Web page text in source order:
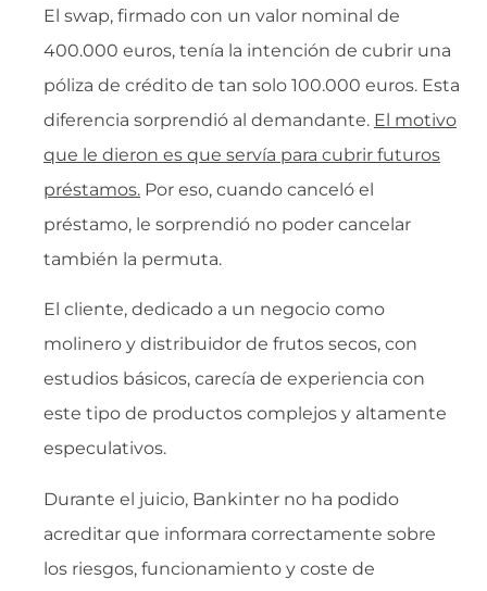
El swap, firmado con un valor nominal de
400.000 euros, tenía la intención de cubrir una
póliza de crédito de tan solo 100.000 euros. Esta
diferencia sorprendió al demandante. El motivo
que le dieron es que servía para cubrir futuros
préstamos. Por eso, cuando canceló el
préstamo, le sorprendió no poder cancelar
también la permuta.
El cliente, dedicado a un negocio como
molinero y distribuidor de frutos secos, con
estudios básicos, carecía de experiencia con
este tipo de productos complejos y altamente
especulativos.
Durante el juicio, Bankinter no ha podido
acreditar que informara correctamente sobre
los riesgos, funcionamiento y coste de